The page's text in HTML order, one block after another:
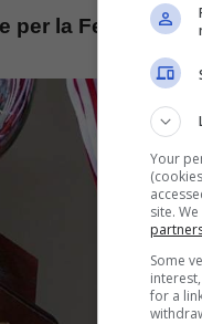
per la Ferrari
Your
site.
Some
for a